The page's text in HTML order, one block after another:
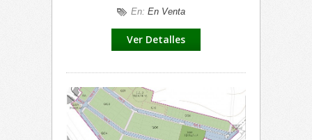
En: En Venta
Ver Detalles